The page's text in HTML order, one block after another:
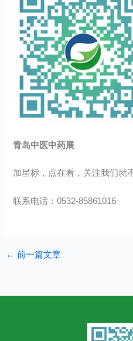
青岛中医中药展
加星标，点在看，关注我们就
联系电话：0532-85861016
← 前一篇文章